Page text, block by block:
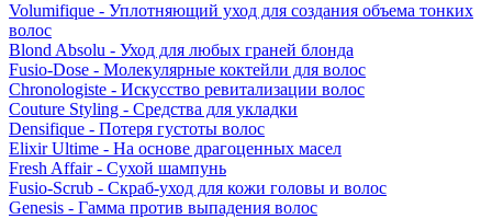
Volumifique - Уплотняющий уход для создания объема тонких
волос
Blond Absolu - Уход для любых граней блонда
Fusio-Dose - Молекулярные коктейли для волос
Chronologiste - Искусство ревитализации волос
Couture Styling - Средства для укладки
Densifique - Потеря густоты волос
Elixir Ultime - На основе драгоценных масел
Fresh Affair - Сухой шампунь
Fusio-Scrub - Скраб-уход для кожи головы и волос
Genesis - Гамма против выпадения волос